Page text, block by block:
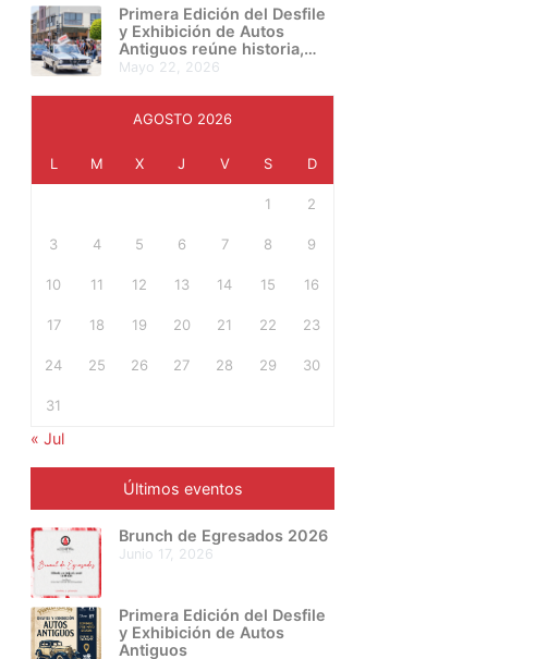
en una noche de
creatividad e innovación
Primera Edición del Desfile
y Exhibición de Autos
Antiguos reúne historia,
cultura y pasión automotriz
mayo 22, 2026
AGOSTO 2026
L M X J V S D
1 2
3 4 5 6 7 8 9
10 11 12 13 14 15 16
17 18 19 20 21 22 23
24 25 26 27 28 29 30
31
« Jul
Últimos eventos
Brunch de Egresados 2026
junio 17, 2026
Primera Edición del Desfile
y Exhibición de Autos
Antiguos